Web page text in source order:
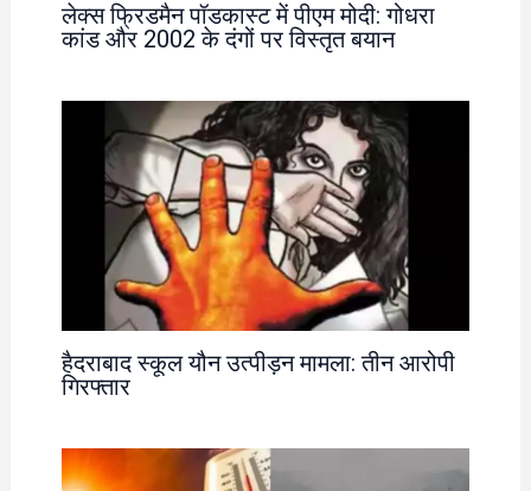
लेक्स फ्रिडमैन पॉडकास्ट में पीएम मोदी: गोधरा
कांड और 2002 के दंगों पर विस्तृत बयान
हैदराबाद स्कूल यौन उत्पीड़न मामला: तीन आरोपी
गिरफ्तार